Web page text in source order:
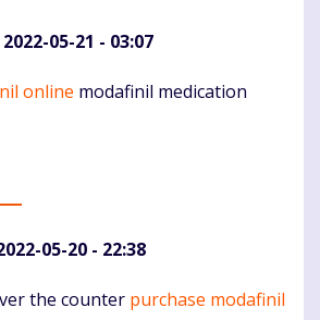
2022-05-21 - 03:07
online modafinil medication
05-20 - 22:38
the counter purchase modafinil